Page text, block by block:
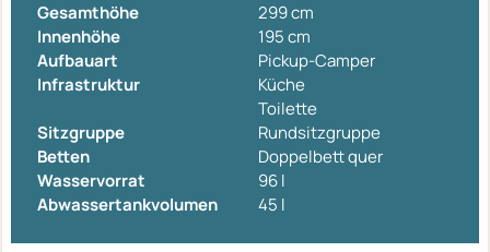
Gesamthöhe
299 cm
Innenhöhe
195 cm
Aufbauart
Pickup-Camper
Infrastruktur
Küche
Toilette
Sitzgruppe
Rundsitzgruppe
Betten
Doppelbett quer
Wasservorrat
96 l
Abwassertankvolumen
45 l